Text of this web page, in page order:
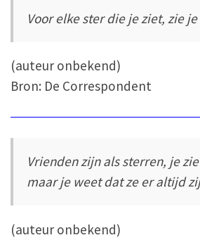
Voor elke ster die je ziet, zie
(auteur onbekend)
Bron: De Correspondent
Vrienden zijn als sterren, je
maar je weet dat ze er altijd
(auteur onbekend)